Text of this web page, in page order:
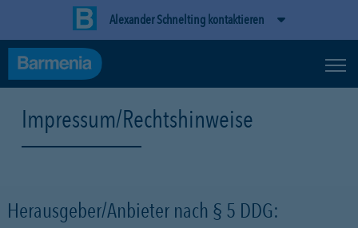
Alexander Schnelting kontaktieren
Impressum/Rechtshinweise
Herausgeber/Anbieter nach § 5 DDG: